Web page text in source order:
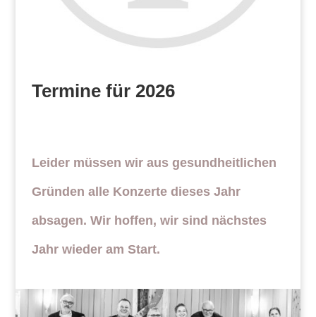
Termine für 2026
Leider müssen wir aus gesundheitlichen
Gründen alle Konzerte dieses Jahr
absagen. Wir hoffen, wir sind nächstes
Jahr wieder am Start.